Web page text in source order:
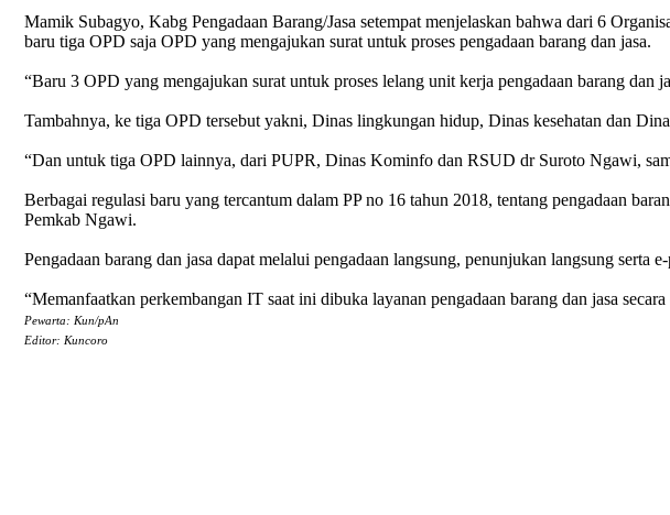
Mamik Subagyo, Kabg Pengadaan Barang/Jasa setempat menjelaskan bahwa dari 6
baru tiga OPD saja OPD yang mengajukan surat untuk proses pengadaan barang dan jasa.
“Baru 3 OPD yang mengajukan surat untuk proses lelang unit kerja pengadaan barang dan
Tambahnya, ke tiga OPD tersebut yakni, Dinas lingkungan hidup, Dinas kesehatan dan
“Dan untuk tiga OPD lainnya, dari PUPR, Dinas Kominfo dan RSUD dr Suroto Ngawi,
Berbagai regulasi baru yang tercantum dalam PP no 16 tahun 2018, tentang pengadaan
Pemkab Ngawi.
Pengadaan barang dan jasa dapat melalui pengadaan langsung, penunjukan langsung serta
“Memanfaatkan perkembangan IT saat ini dibuka layanan pengadaan barang dan jasa
Pewarta: Kun/pAn
Editor: Kuncoro